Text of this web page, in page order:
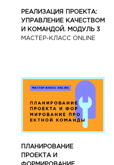
РЕАЛИЗАЦИЯ ПРОЕКТА:
УПРАВЛЕНИЕ КАЧЕСТВОМ
И КОМАНДОЙ. МОДУЛЬ 3
МАСТЕР-КЛАСС ONLINE
ПЛАНИРОВАНИЕ
ПРОЕКТА И